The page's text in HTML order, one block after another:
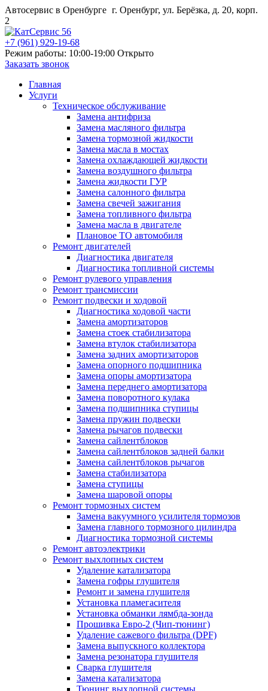
Автосервис в Оренбурге г. Оренбург, ул. Берёзка, д. 20, корп.
2
+7 (961) 929-19-68
Режим работы: 10:00-19:00 Открыто
Заказать звонок
Главная
Услуги
Техническое обслуживание
Замена антифриза
Замена масляного фильтра
Замена тормозной жидкости
Замена масла в мостах
Замена охлаждающей жидкости
Замена воздушного фильтра
Замена жидкости ГУР
Замена салонного фильтра
Замена свечей зажигания
Замена топливного фильтра
Замена масла в двигателе
Плановое ТО автомобиля
Ремонт двигателей
Диагностика двигателя
Диагностика топливной системы
Ремонт рулевого управления
Ремонт трансмиссии
Ремонт подвески и ходовой
Диагностика ходовой части
Замена амортизаторов
Замена стоек стабилизатора
Замена втулок стабилизатора
Замена задних амортизаторов
Замена опорного подшипника
Замена опоры амортизатора
Замена переднего амортизатора
Замена поворотного кулака
Замена подшипника ступицы
Замена пружин подвески
Замена рычагов подвески
Замена сайлентблоков
Замена сайлентблоков задней балки
Замена сайлентблоков рычагов
Замена стабилизатора
Замена ступицы
Замена шаровой опоры
Ремонт тормозных систем
Замена вакуумного усилителя тормозов
Замена главного тормозного цилиндра
Диагностика тормозной системы
Ремонт автоэлектрики
Ремонт выхлопных систем
Удаление катализатора
Замена гофры глушителя
Ремонт и замена глушителя
Установка пламегасителя
Установка обманки лямбда-зонда
Прошивка Евро-2 (Чип-тюнинг)
Удаление сажевого фильтра (DPF)
Замена выпускного коллектора
Замена резонатора глушителя
Сварка глушителя
Замена катализатора
Тюнинг выхлопной системы